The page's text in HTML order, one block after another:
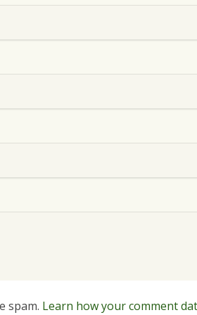
spam. Learn how your comment